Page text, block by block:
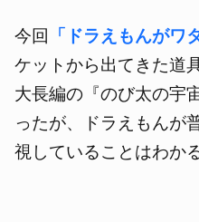
今回 「ドラえもんがワ
ケットから出てきた道
大長編の『のび太の宇
ったが、ドラえもんが
視していることはわかる